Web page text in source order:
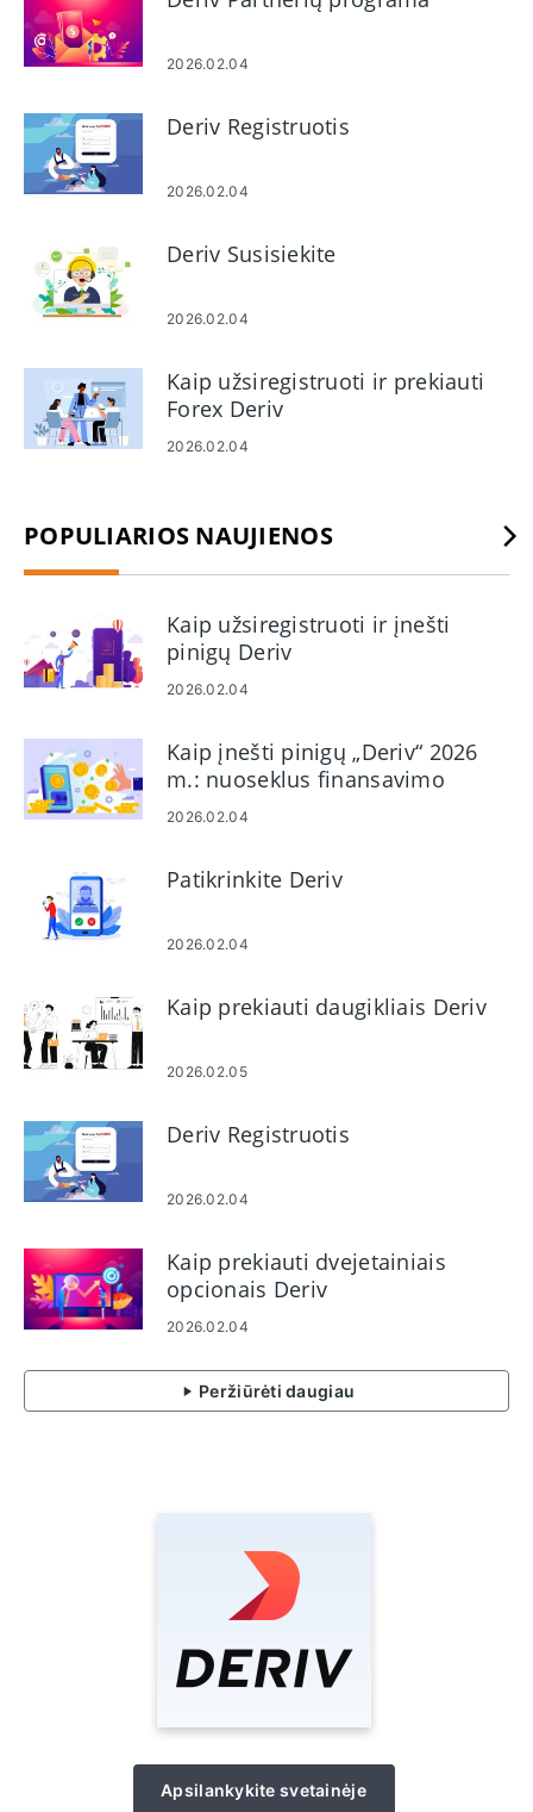
2026.02.04
Deriv Registruotis
2026.02.04
Deriv Susisiekite
2026.02.04
Kaip užsiregistruoti ir prekiauti
Forex Deriv
2026.02.04
POPULIARIOS NAUJIENOS
Kaip užsiregistruoti ir įnešti
pinigų Deriv
2026.02.04
Kaip įnešti pinigų „Deriv“ 2026
m.: nuoseklus finansavimo
vadovas, mokesčiai ir
2026.02.04
Patikrinkite Deriv
2026.02.04
Kaip prekiauti daugikliais Deriv
2026.02.05
Deriv Registruotis
2026.02.04
Kaip prekiauti dvejetainiais
opcionais Deriv
2026.02.04
Peržiūrėti daugiau
Apsilankykite svetainėje